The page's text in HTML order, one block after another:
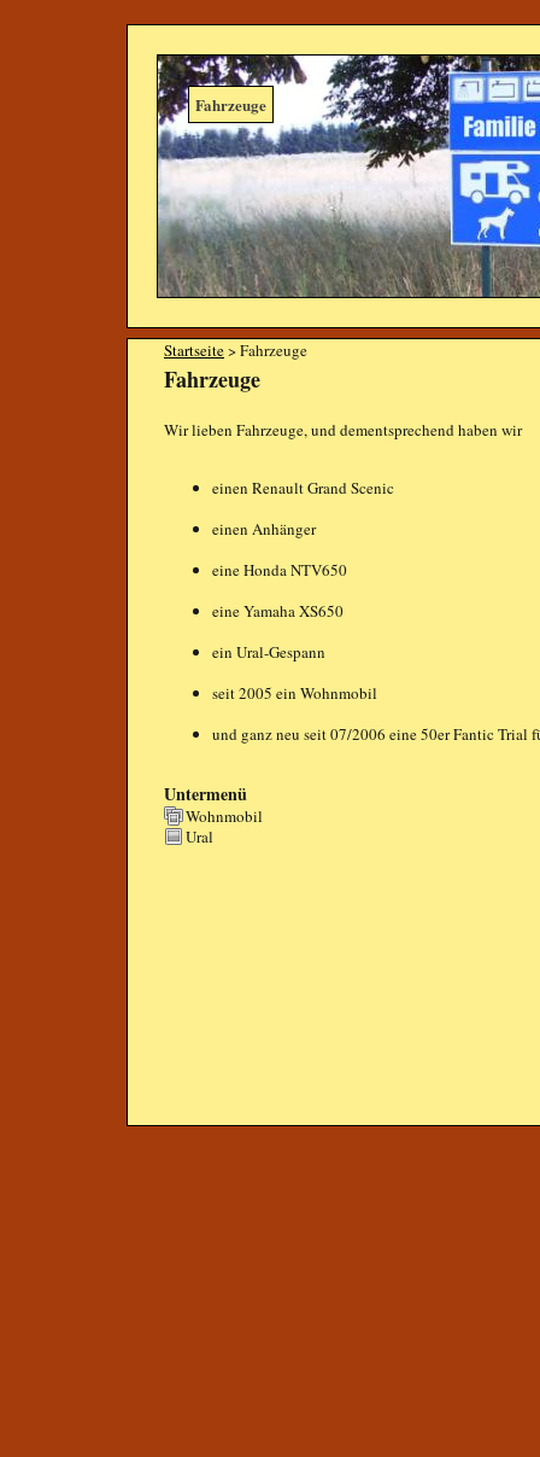
Fahrzeuge
Startseite> Fahrzeuge
Fahrzeuge
Wir lieben Fahrzeuge, und dementsprechend haben wir
einen Renault Grand Scenic
einen Anhänger
eine Honda NTV650
eine Yamaha XS650
ein Ural-Gespann
seit 2005 ein Wohnmobil
und ganz neu seit 07/2006 eine 50er Fantic Trial
Untermenü
Wohnmobil
Ural